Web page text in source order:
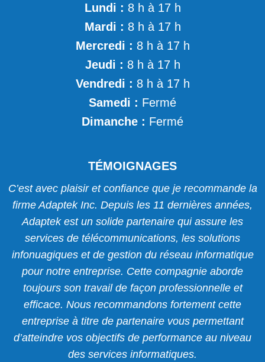
Lundi : 8 h à 17 h
Mardi : 8 h à 17 h
Mercredi : 8 h à 17 h
Jeudi : 8 h à 17 h
Vendredi : 8 h à 17 h
Samedi : Fermé
Dimanche : Fermé
TÉMOIGNAGES
C’est avec plaisir et confiance que je recommande la
firme Adaptek Inc. Depuis les 11 dernières années,
Adaptek est un solide partenaire qui assure les
services de télécommunications, les solutions
infonuagiques et de gestion du réseau informatique
pour notre entreprise. Cette compagnie aborde
toujours son travail de façon professionnelle et
efficace. Nous recommandons fortement cette
entreprise à titre de partenaire vous permettant
d’atteindre vos objectifs de performance au niveau
des services informatiques.